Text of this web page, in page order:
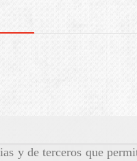
y de terceros que